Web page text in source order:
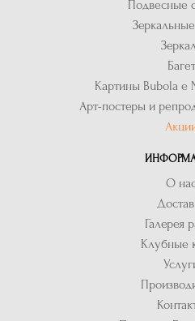
Подвесные
Багет
Картины Bubola e
Арт-постеры и
О
Галерея
Клубные